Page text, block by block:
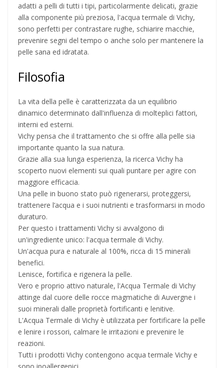
adatti a pelli di tutti i tipi, particolarmente delicati, grazie
alla componente più preziosa, l'acqua termale di Vichy,
sono perfetti per contrastare rughe, schiarire macchie,
prevenire segni del tempo o anche solo per mantenere la
pelle sana ed idratata.
Filosofia
La vita della pelle è caratterizzata da un equilibrio
dinamico determinato dall'influenza di molteplici fattori,
interni ed esterni.
Vichy pensa che il trattamento che si offre alla pelle sia
importante quanto la sua natura.
Grazie alla sua lunga esperienza, la ricerca Vichy ha
scoperto nuovi elementi sui quali puntare per agire con
maggiore efficacia.
Una pelle in buono stato può rigenerarsi, proteggersi,
trattenere l’acqua e i suoi nutrienti e trasformarsi in modo
duraturo.
Per questo i trattamenti Vichy si avvalgono di
un'ingrediente unico: l'acqua termale di Vichy.
Un'acqua pura e naturale al 100%, ricca di 15 minerali
benefici.
Lenisce, fortifica e rigenera la pelle.
Vero e proprio attivo naturale, l'Acqua Termale di Vichy
attinge dal cuore delle rocce magmatiche di Auvergne i
suoi minerali dalle proprietà fortificanti e lenitive.
L'Acqua Termale di Vichy è utilizzata per fortificare la pelle
e lenire i rossori, calmare le irritazioni e prevenire le
reazioni.
Tutti i prodotti Vichy contengono acqua termale Vichy e